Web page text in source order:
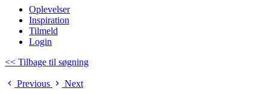
Oplevelser
Inspiration
Tilmeld
Login
<< Tilbage til søgning
Previous Next